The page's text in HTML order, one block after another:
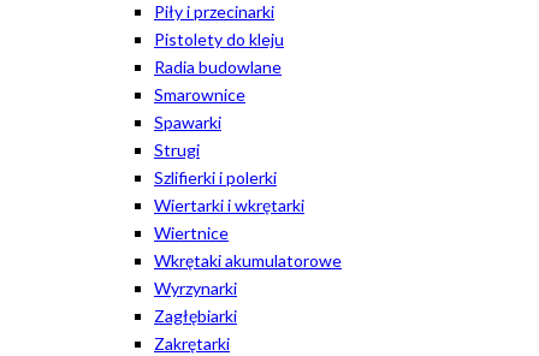
Piły i przecinarki
Pistolety do kleju
Radia budowlane
Smarownice
Spawarki
Strugi
Szlifierki i polerki
Wiertarki i wkrętarki
Wiertnice
Wkrętaki akumulatorowe
Wyrzynarki
Zagłębiarki
Zakrętarki